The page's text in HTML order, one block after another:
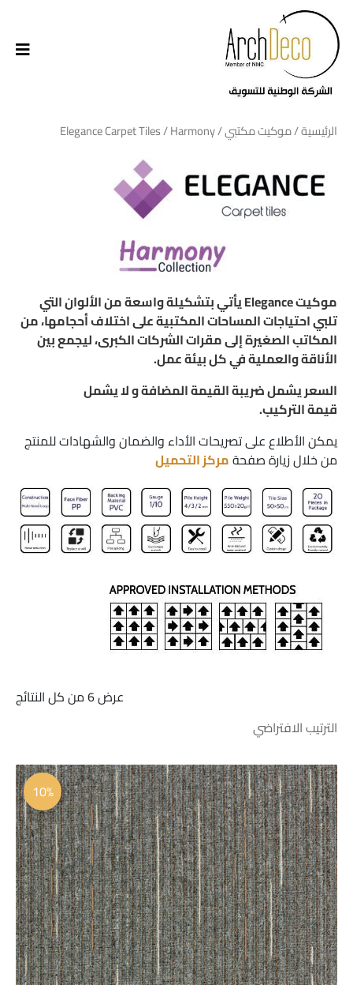
الرئيسية/موكيت مكتبي/
Elegance Carpet Tiles/ Harmony
موكيت Elegance يأتي بتشكيلة واسعة من الألوان التي
تلبي احتياجات المساحات المكتبية على اختلاف أحجامها، من
المكاتب الصغيرة إلى مقرات الشركات الكبرى، ليجمع بين
الأناقة والعملية في كل بيئة عمل.
السعر يشمل ضريبة القيمة المضافة و لا يشمل
قيمة التركيب.
يمكن الأطلاع على تصريحات الأداء والضمان والشهادات للمنتج
من خلال زيارة صفحةمركز التحميل
عرض ⁦6⁩ من كل النتائج
10%
السعر
الأصلي
هو:
 64.40.
السعر
الحالي
هو:
 58.00.